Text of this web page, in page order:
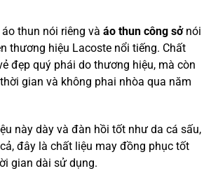
áo thun nói riêng vàáo thun công sởnói
thương hiệu Lacoste nổi tiếng. Chất
đẹp quý phái do thương hiệu, mà còn
gian và không phai nhòa qua năm
này dày và đàn hồi tốt như da cá sấu,
đây là chất liệu may đồng phục tốt
gian dài sử dụng.